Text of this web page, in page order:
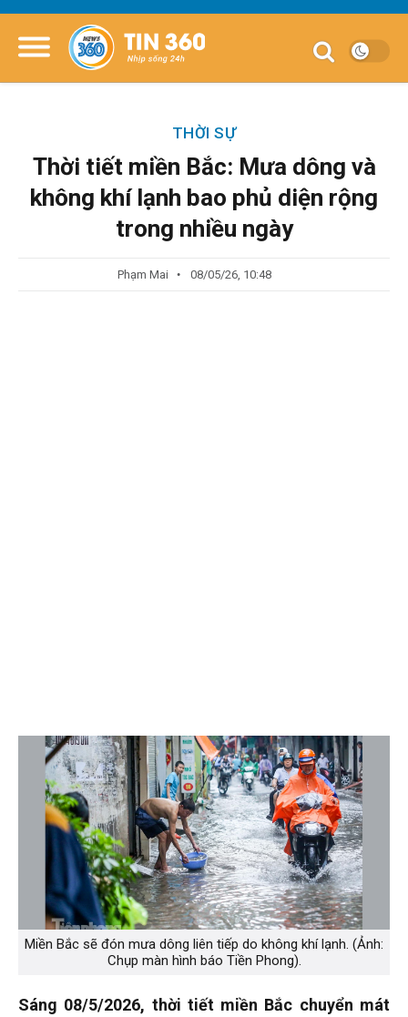
THỜI SỰ
Thời tiết miền Bắc: Mưa dông và
không khí lạnh bao phủ diện rộng
trong nhiều ngày
Phạm Mai 08/05/26, 10:48
Miền Bắc sẽ đón mưa dông liên tiếp do không khí lạnh. (Ảnh:
Chụp màn hình báo Tiền Phong).
Sáng 08/5/2026, thời tiết miền Bắc chuyển mát